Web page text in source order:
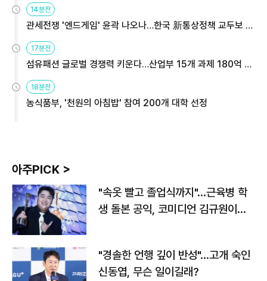
14분전
관세전쟁 '엔드게임' 윤곽 나오나…한국 新통상정책 교두보 활
용해야
17분전
섬유패션 글로벌 경쟁력 키운다…산업부 15개 과제 180억 지
원
18분전
농식품부, '천원의 아침밥' 참여 200개 대학 선정
아주PICK >
"속옷 빨고 졸업식까지"…근육병 학
생 돌본 공익, 코미디언 김규원이었
"경솔한 언행 깊이 반성"…고개 숙인
신동엽, 무슨 일이길래?